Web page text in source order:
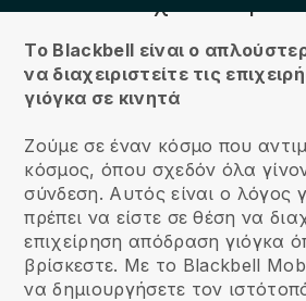
Το Blackbell είναι ο
να διαχειριστείτε τις
γιόγκα σε κινητά
Ζούμε σε έναν κόσμο που
κόσμος, όπου σχεδόν όλα
σύνδεση. Αυτός είναι ο λόγος
πρέπει να είστε σε θέση να
επιχείρηση απόδραση γιόγκα
βρίσκεστε. Με το Blackbell
να δημιουργήσετε τον